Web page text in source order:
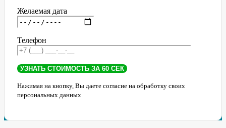
Желаемая дата
Телефон
Нажимая на кнопку, Вы даете согласие на обработку своих
персональных данных